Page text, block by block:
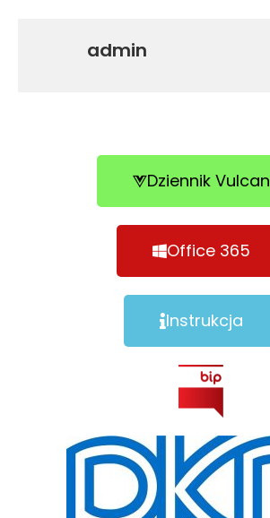
admin
Dziennik Vulcan
Office 365
Instrukcja